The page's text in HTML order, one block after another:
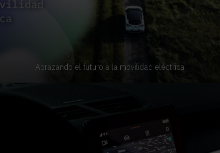
Abrazando el futuro a la movilidad eléctrica